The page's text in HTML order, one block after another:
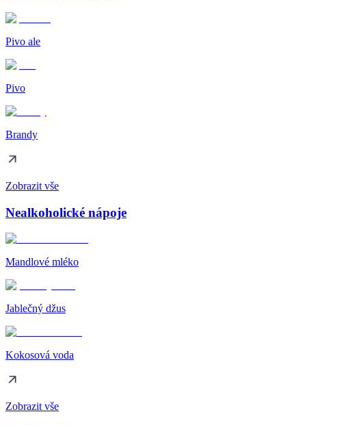
Pivo ale
Pivo
Brandy
Zobrazit vše
Nealkoholické nápoje
Mandlové mléko
Jablečný džus
Kokosová voda
Zobrazit vše